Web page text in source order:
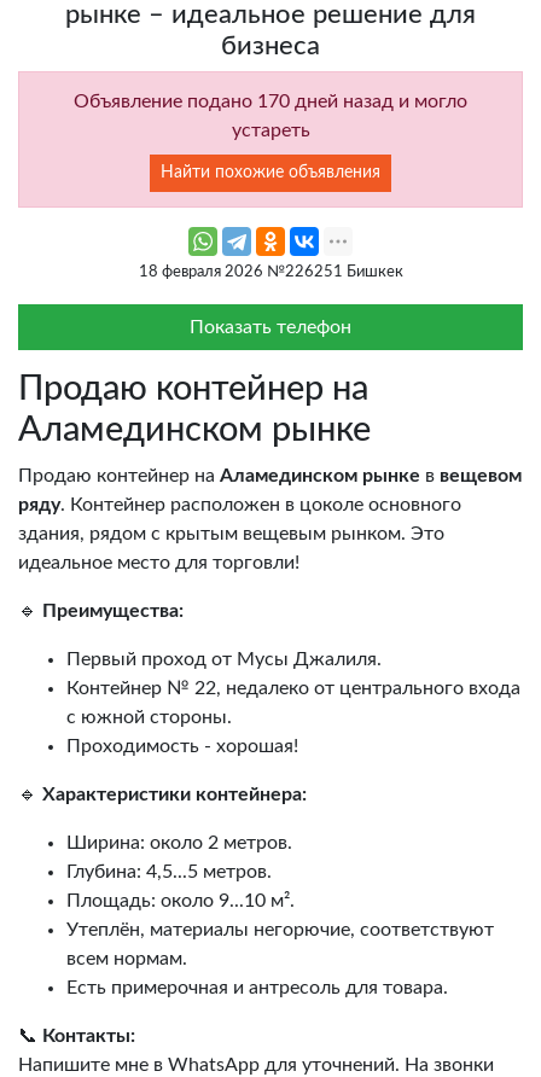
рынке – идеальное решение для
бизнеса
Объявление подано 170 дней назад и могло
устареть
Найти похожие объявления
18 февраля 2026 №226251 Бишкек
Показать телефон
Продаю контейнер на
Аламединском рынке
Продаю контейнер на Аламединском рынке в вещевом
ряду. Контейнер расположен в цоколе основного
здания, рядом с крытым вещевым рынком. Это
идеальное место для торговли!
🔹 Преимущества:
Первый проход от Мусы Джалиля.
Контейнер № 22, недалеко от центрального входа
с южной стороны.
Проходимость - хорошая!
🔹 Характеристики контейнера:
Ширина: около 2 метров.
Глубина: 4,5...5 метров.
Площадь: около 9...10 м².
Утеплён, материалы негорючие, соответствуют
всем нормам.
Есть примерочная и антресоль для товара.
📞 Контакты:
Напишите мне в WhatsApp для уточнений. На звонки